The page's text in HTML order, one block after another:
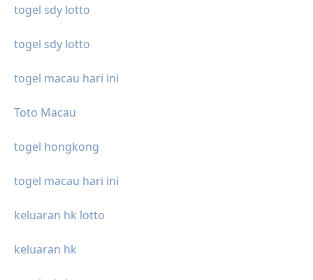
togel sdy lotto
togel sdy lotto
togel macau hari ini
Toto Macau
togel hongkong
togel macau hari ini
keluaran hk lotto
keluaran hk